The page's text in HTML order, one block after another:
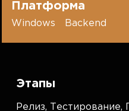
Платформа
Windows Backend
Этапы
Релиз, Тестирование,